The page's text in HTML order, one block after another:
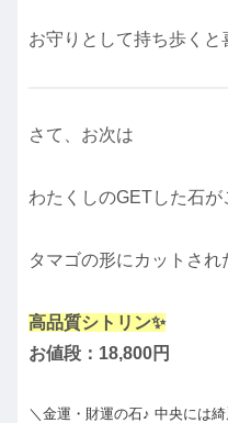
お守りとして持ち歩くと
さて、お次は
わたくしのGETした石が
タマゴの形にカットされ
高品質シトリン✨
お値段：18,800円
＼金運・財運の石♪ 中央には